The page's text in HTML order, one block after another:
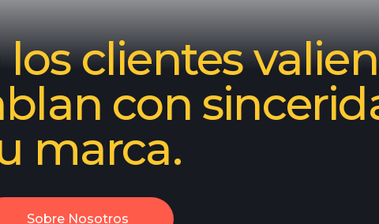
clientes
con
marca.
Sobre Nosotros